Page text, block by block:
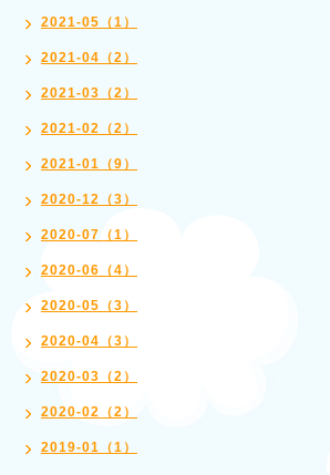
2021-05（1）
2021-04（2）
2021-03（2）
2021-02（2）
2021-01（9）
2020-12（3）
2020-07（1）
2020-06（4）
2020-05（3）
2020-04（3）
2020-03（2）
2020-02（2）
2019-01（1）